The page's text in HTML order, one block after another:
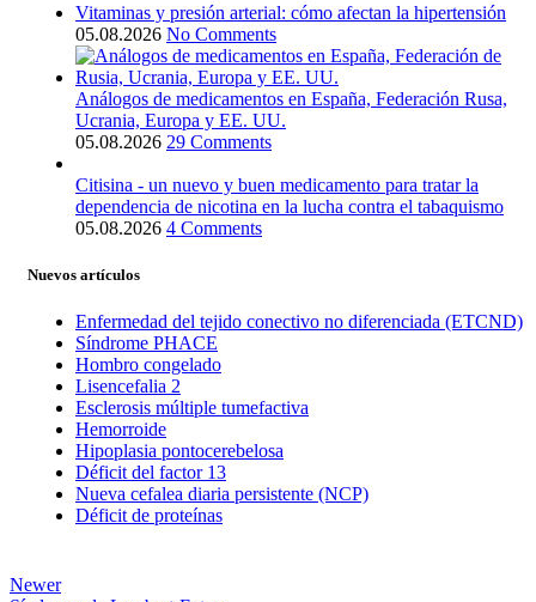
Vitaminas y presión arterial: cómo afectan la hipertensión
05.08.2026 No Comments
Análogos de medicamentos en España, Federación Rusa,
Ucrania, Europa y EE. UU.
05.08.2026 29 Comments
Citisina - un nuevo y buen medicamento para tratar la
dependencia de nicotina en la lucha contra el tabaquismo
05.08.2026 4 Comments
Nuevos artículos
Enfermedad del tejido conectivo no diferenciada (ETCND)
Síndrome PHACE
Hombro congelado
Lisencefalia 2
Esclerosis múltiple tumefactiva
Hemorroide
Hipoplasia pontocerebelosa
Déficit del factor 13
Nueva cefalea diaria persistente (NCP)
Déficit de proteínas
Newer